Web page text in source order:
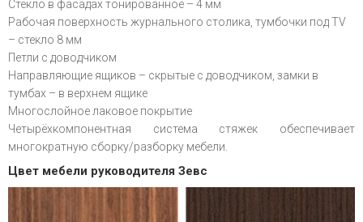
Стекло в фасадах тонированное – 4 мм
Рабочая поверхность журнального столика, тумбочки под TV
– стекло 8 мм
Петли с доводчиком
Направляющие ящиков – скрытые с доводчиком, замки в
тумбах – в верхнем ящике
Многослойное лаковое покрытие
Четырёхкомпонентная система стяжек обеспечивает
многократную сборку/разборку мебели.
Цвет мебели руководителя Зевс